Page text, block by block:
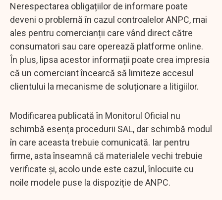
Nerespectarea obligațiilor de informare poate
deveni o problemă în cazul controalelor ANPC, mai
ales pentru comercianții care vând direct către
consumatori sau care operează platforme online.
În plus, lipsa acestor informații poate crea impresia
că un comerciant încearcă să limiteze accesul
clientului la mecanisme de soluționare a litigiilor.
Modificarea publicată în Monitorul Oficial nu
schimbă esența procedurii SAL, dar schimbă modul
în care aceasta trebuie comunicată. Iar pentru
firme, asta înseamnă că materialele vechi trebuie
verificate și, acolo unde este cazul, înlocuite cu
noile modele puse la dispoziție de ANPC.